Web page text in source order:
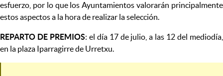
esfuerzo, por lo que los Ayuntamientos valorarán principalmente
estos aspectos a la hora de realizar la selección.
REPARTO DE PREMIOS: el día 17 de julio, a las 12 del mediodía,
en la plaza Iparragirre de Urretxu.